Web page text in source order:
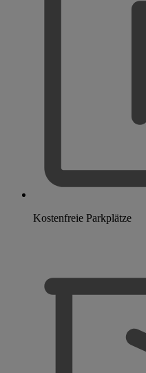
Kostenfreie Parkplätze